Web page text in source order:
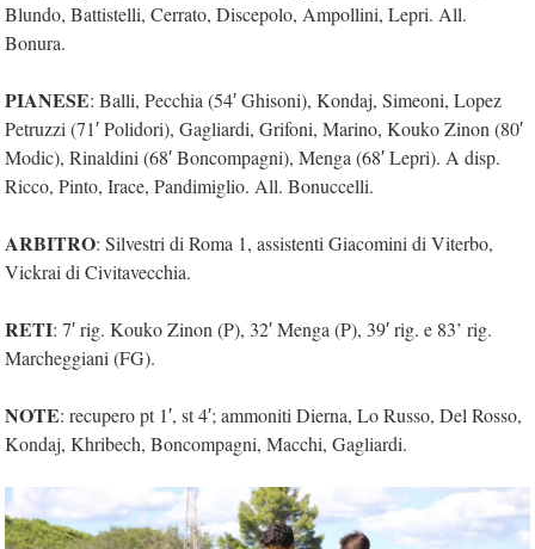
Blundo, Battistelli, Cerrato, Discepolo, Ampollini, Lepri. All.
Bonura.
PIANESE: Balli, Pecchia (54′ Ghisoni), Kondaj, Simeoni, Lopez
Petruzzi (71′ Polidori), Gagliardi, Grifoni, Marino, Kouko Zinon (80′
Modic), Rinaldini (68′ Boncompagni), Menga (68′ Lepri). A disp.
Ricco, Pinto, Irace, Pandimiglio. All. Bonuccelli.
ARBITRO: Silvestri di Roma 1, assistenti Giacomini di Viterbo,
Vickrai di Civitavecchia.
RETI: 7′ rig. Kouko Zinon (P), 32′ Menga (P), 39′ rig. e 83’ rig.
Marcheggiani (FG).
NOTE: recupero pt 1′, st 4′; ammoniti Dierna, Lo Russo, Del Rosso,
Kondaj, Khribech, Boncompagni, Macchi, Gagliardi.